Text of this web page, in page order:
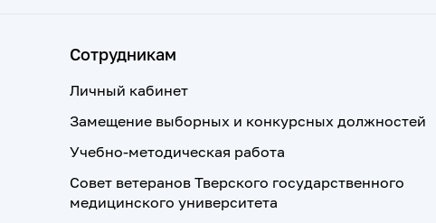
Сотрудникам
Личный кабинет
Замещение выборных и конкурсных должностей
Учебно-методическая работа
Совет ветеранов Тверского государственного
медицинского университета